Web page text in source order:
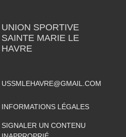
UNION SPORTIVE
SAINTE MARIE LE
HAVRE
USSMLEHAVRE@GMAIL.COM
INFORMATIONS LÉGALES
SIGNALER UN CONTENU